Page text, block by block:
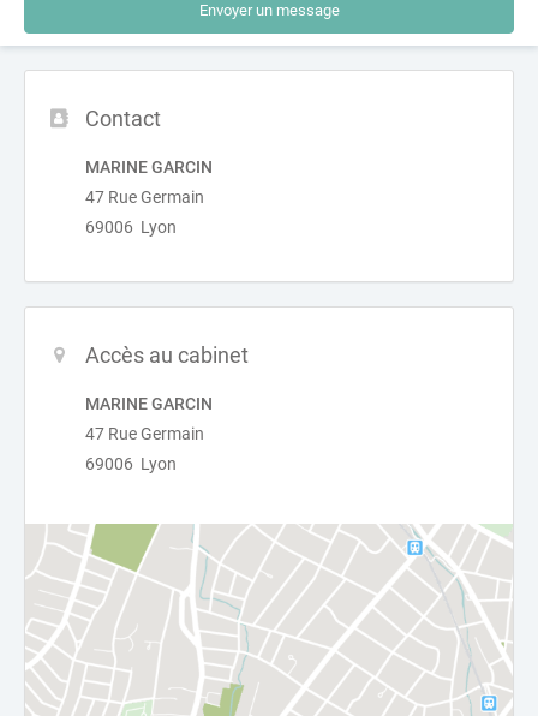
Envoyer un message
Contact
MARINE GARCIN
47 Rue Germain
69006 Lyon
Accès au cabinet
MARINE GARCIN
47 Rue Germain
69006 Lyon